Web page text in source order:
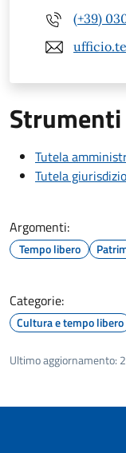
(+39)
Tutela
Tutela
Argomenti:
Tempo libero
Categorie:
Cultura e tempo libero
Ultimo aggiornamento: